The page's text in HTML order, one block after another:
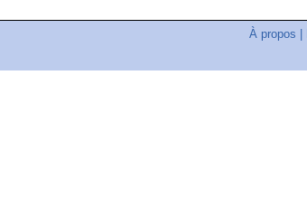
À propos